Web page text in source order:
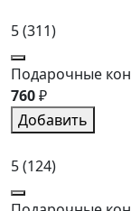
5(311)
Подарочные
760₽
Добавить
5(124)